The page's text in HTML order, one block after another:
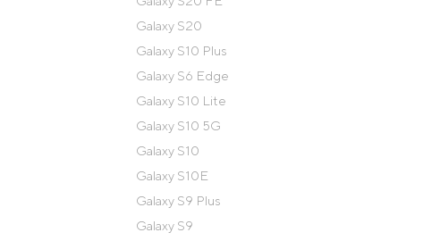
Galaxy S20
Galaxy S10 Plus
Galaxy S6 Edge
Galaxy S10 Lite
Galaxy S10 5G
Galaxy S10
Galaxy S10E
Galaxy S9 Plus
Galaxy S9